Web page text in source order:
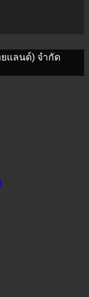
แลนด์) จำกัด